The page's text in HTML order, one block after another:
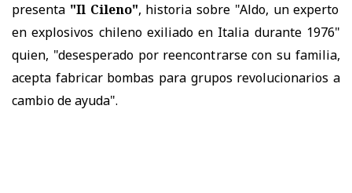
presenta "Il Cileno", historia sobre "Aldo, un experto
en explosivos chileno exiliado en Italia durante 1976"
quien, "desesperado por reencontrarse con su familia,
acepta fabricar bombas para grupos revolucionarios a
cambio de ayuda".